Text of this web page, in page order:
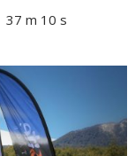
37 m 10 s